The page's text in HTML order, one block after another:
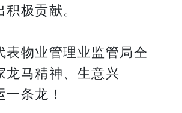
极贡献。
表物业管理业监管局仝
龙马精神、生意兴
一条龙！